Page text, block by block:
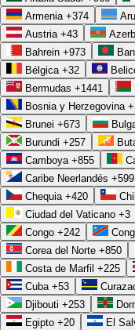
Armenia +374
Austria +43
Bahrein +973
Bélgica +32
Bermudas +1441
Bosnia y Herzegovina
Brunei +673
Burundi +257
Camboya +855
Caribe Neerlandés +599
Chequia +420
Ciudad del Vaticano +3
Congo +242
Corea del Norte +850
Costa de Marfil +225
Cuba +53
Djibouti +253
Egipto +20 El